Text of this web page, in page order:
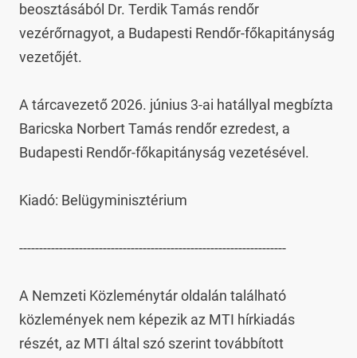
beosztásából Dr. Terdik Tamás rendőr
vezérőrnagyot, a Budapesti Rendőr-főkapitányság
vezetőjét.
A tárcavezető 2026. június 3-ai hatállyal megbízta
Baricska Norbert Tamás rendőr ezredest, a
Budapesti Rendőr-főkapitányság vezetésével.
Kiadó: Belügyminisztérium
-------------------------------------------------------------------
A Nemzeti Közleménytár oldalán található
közlemények nem képezik az MTI hírkiadás
részét, az MTI által szó szerint továbbított